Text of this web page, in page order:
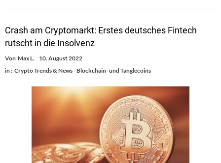
Crash am Cryptomarkt: Erstes deutsches Fintech
rutscht in die Insolvenz
Von Max L.
10. August 2022
in : Crypto Trends & News - Blockchain- und Tanglecoins